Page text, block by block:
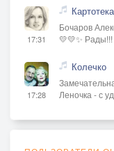
17:31
Бочаров
💛💛✨ Рады!!!
17:28
Колечко
Леночка - с